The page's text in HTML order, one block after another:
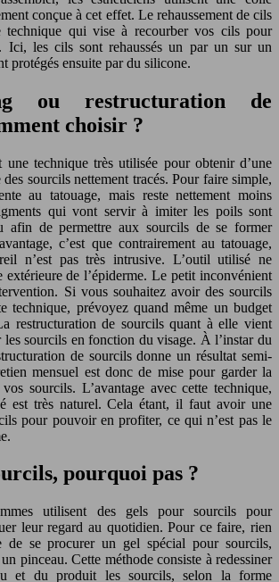
conçue à cet effet. Le rehaussement de cils
qui vise à recourber vos cils pour
Ici, les cils sont rehaussés un par un sur un
protégés ensuite par du silicone.
ou restructuration de
choisir ?
technique très utilisée pour obtenir d’une
des sourcils nettement tracés. Pour faire simple,
au tatouage, mais reste nettement moins
qui vont servir à imiter les poils sont
afin de permettre aux sourcils de se former
c’est que contrairement au tatouage,
n’est pas très intrusive. L’outil utilisé ne
extérieure de l’épiderme. Le petit inconvénient
Si vous souhaitez avoir des sourcils
technique, prévoyez quand même un budget
restructuration de sourcils quant à elle vient
les sourcils en fonction du visage. À l’instar du
de sourcils donne un résultat semi-
mensuel est donc de mise pour garder la
sourcils. L’avantage avec cette technique,
est très naturel. Cela étant, il faut avoir une
pour pouvoir en profiter, ce qui n’est pas le
pourquoi pas ?
utilisent des gels pour sourcils pour
leur regard au quotidien. Pour ce faire, rien
de se procurer un gel spécial pour sourcils,
pinceau. Cette méthode consiste à redessiner
et du produit les sourcils, selon la forme